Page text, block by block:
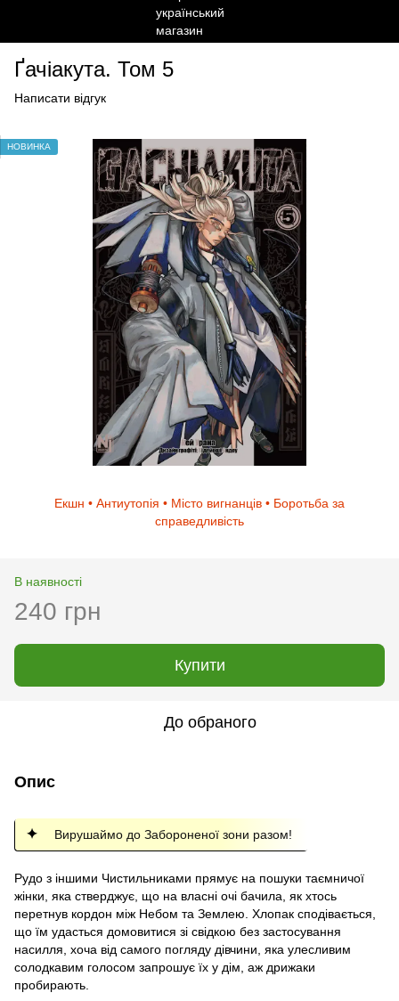
Ґачіакута. Том 5
Написати відгук
НОВИНКА
Екшн • Антиутопія • Місто вигнанців • Боротьба за
справедливість
В наявності
240 грн
Купити
До обраного
Опис
Вирушаймо до Забороненої зони разом!
Рудо з іншими Чистильниками прямує на пошуки таємничої
жінки, яка стверджує, що на власні очі бачила, як хтось
перетнув кордон між Небом та Землею. Хлопак сподівається,
що їм удасться домовитися зі свідкою без застосування
насилля, хоча від самого погляду дівчини, яка улесливим
солодкавим голосом запрошує їх у дім, аж дрижаки
пробирають.